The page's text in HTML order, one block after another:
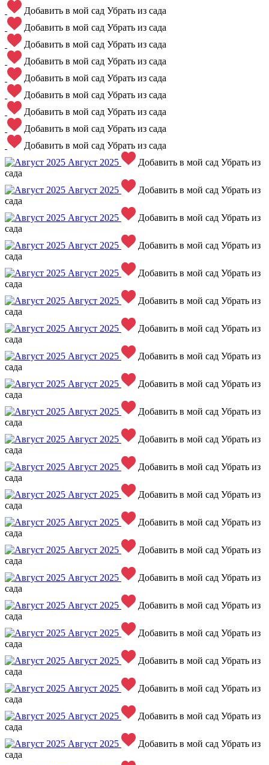
Добавить в мой сад Убрать из сада
Добавить в мой сад Убрать из сада
Добавить в мой сад Убрать из сада
Добавить в мой сад Убрать из сада
Добавить в мой сад Убрать из сада
Добавить в мой сад Убрать из сада
Добавить в мой сад Убрать из сада
Добавить в мой сад Убрать из сада
Добавить в мой сад Убрать из сада
Август 2025
Добавить в мой сад Убрать из
сада
Август 2025
Добавить в мой сад Убрать из
сада
Август 2025
Добавить в мой сад Убрать из
сада
Август 2025
Добавить в мой сад Убрать из
сада
Август 2025
Добавить в мой сад Убрать из
сада
Август 2025
Добавить в мой сад Убрать из
сада
Август 2025
Добавить в мой сад Убрать из
сада
Август 2025
Добавить в мой сад Убрать из
сада
Август 2025
Добавить в мой сад Убрать из
сада
Август 2025
Добавить в мой сад Убрать из
сада
Август 2025
Добавить в мой сад Убрать из
сада
Август 2025
Добавить в мой сад Убрать из
сада
Август 2025
Добавить в мой сад Убрать из
сада
Август 2025
Добавить в мой сад Убрать из
сада
Август 2025
Добавить в мой сад Убрать из
сада
Август 2025
Добавить в мой сад Убрать из
сада
Август 2025
Добавить в мой сад Убрать из
сада
Август 2025
Добавить в мой сад Убрать из
сада
Август 2025
Добавить в мой сад Убрать из
сада
Август 2025
Добавить в мой сад Убрать из
сада
Август 2025
Добавить в мой сад Убрать из
сада
Август 2025
Добавить в мой сад Убрать из
сада